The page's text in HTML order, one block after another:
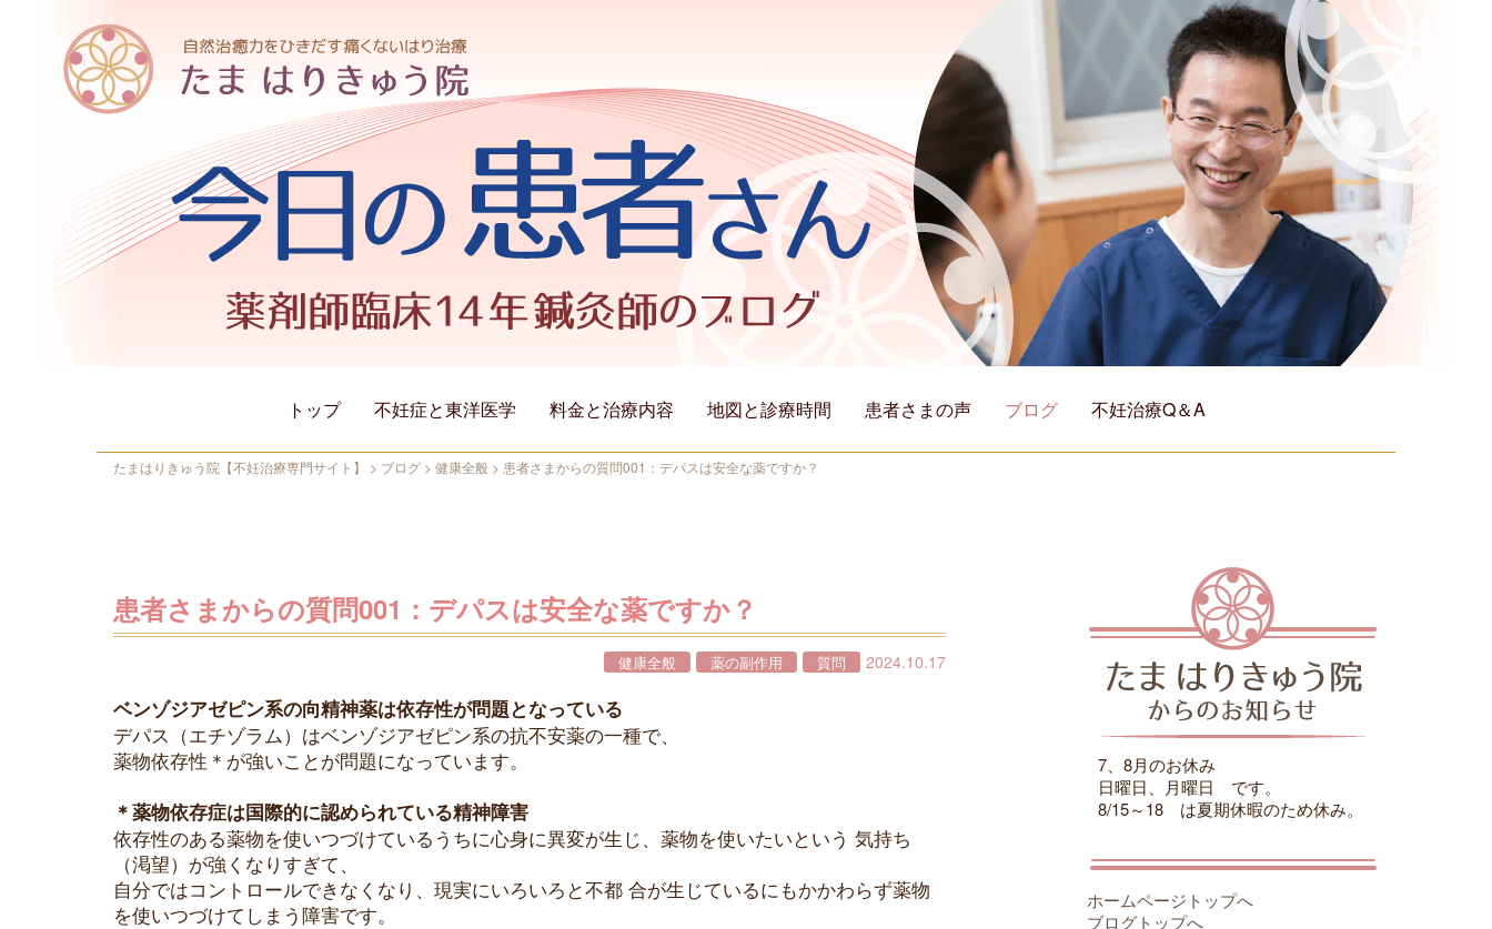
トップ 不妊症と東洋医学 料金と治療内容 地図と診療時間 患者さまの声 ブログ 不妊治療Q＆A
たまはりきゅう院【不妊治療専門サイト】 > ブログ > 健康全般 > 患者さまからの質問001：デパスは安全な薬ですか？
患者さまからの質問001：デパスは安全な薬ですか？
健康全般 薬の副作用 質問 2024.10.17
ベンゾジアゼピン系の向精神薬は依存性が問題となっている
デパス（エチゾラム）はベンゾジアゼピン系の抗不安薬の一種で、
薬物依存性＊が強いことが問題になっています。
＊薬物依存症は国際的に認められている精神障害
依存性のある薬物を使いつづけているうちに心身に異変が生じ、薬物を使いたいという 気持ち
（渇望）が強くなりすぎて、
自分ではコントロールできなくなり、現実にいろいろと不都 合が生じているにもかかわらず薬物
を使いつづけてしまう障害です。
7、8月のお休み
日曜日、月曜日 です。
8/15～18 は夏期休暇のため休み。
ホームページトップへ
ブログトップへ